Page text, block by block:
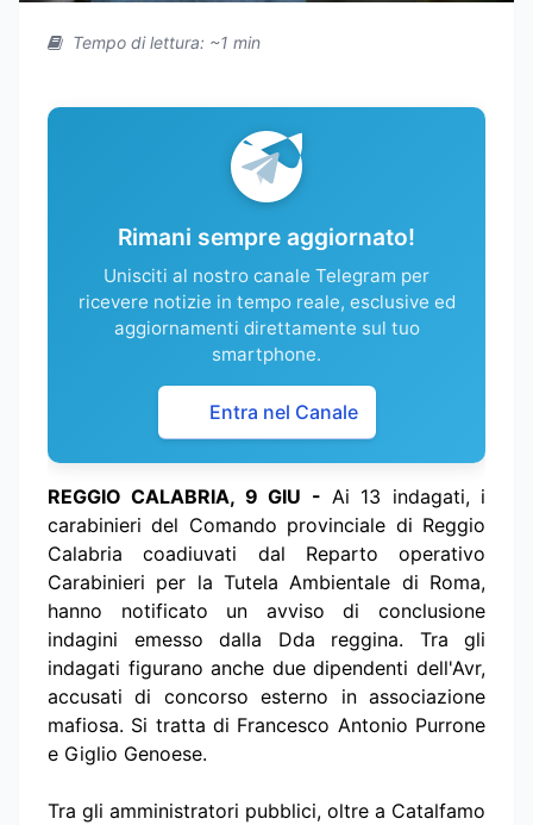
Tempo di lettura: ~1 min
Rimani sempre aggiornato!
Unisciti al nostro canale Telegram per
ricevere notizie in tempo reale, esclusive ed
aggiornamenti direttamente sul tuo
smartphone.
Entra nel Canale
REGGIO CALABRIA, 9 GIU - Ai 13 indagati, i
carabinieri del Comando provinciale di Reggio
Calabria coadiuvati dal Reparto operativo
Carabinieri per la Tutela Ambientale di Roma,
hanno notificato un avviso di conclusione
indagini emesso dalla Dda reggina. Tra gli
indagati figurano anche due dipendenti dell'Avr,
accusati di concorso esterno in associazione
mafiosa. Si tratta di Francesco Antonio Purrone
e Giglio Genoese.
Tra gli amministratori pubblici, oltre a Catalfamo